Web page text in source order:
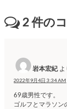
2件の
岩本宏紀
2022年9月4日 3:34 AM
69歳男性です。
ゴルフとマラソン